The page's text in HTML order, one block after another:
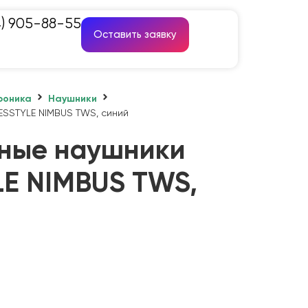
905-88-55
Оставить заявку
Наушники
NIMBUS TWS, синий
наушники
NIMBUS TWS,